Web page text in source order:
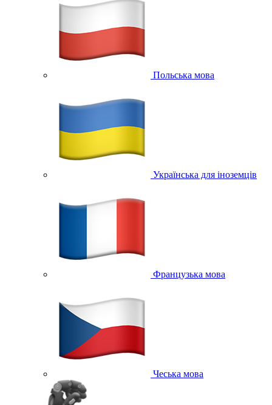
Польська мова
Українська для іноземців
Французька мова
Чеська мова